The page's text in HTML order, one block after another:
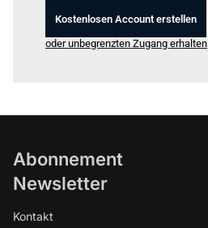
Kostenlosen Account erstellen
oder unbegrenzten Zugang erhalten
Abonnement
Newsletter
Kontakt